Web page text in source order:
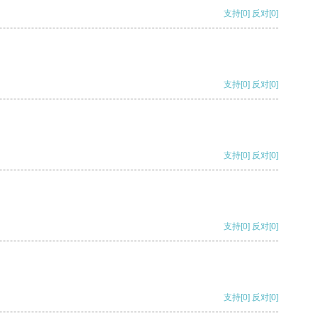
支持[0] 反对[0]
支持[0] 反对[0]
支持[0] 反对[0]
支持[0] 反对[0]
支持[0] 反对[0]